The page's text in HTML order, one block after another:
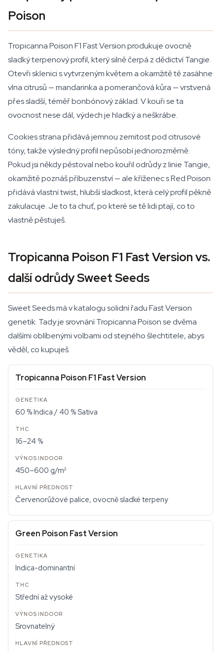
Poison
Tropicanna Poison F1 Fast Version produkuje ovocně
sladký terpenový profil, který silně čerpá z dědictví Tangie.
Otevři sklenici s vytvrzeným květem a okamžitě tě zasáhne
vlna citrusů — mandarinka a pomerančová kůra — vrstvená
přes sladší, téměř bonbónový základ. V kouři se ta
ovocnost nese dál, výdech je hladký a neškrábe.
Cookies strana přidává jemnou zemitost pod citrusové
tóny, takže výsledný profil nepůsobí jednorozměrně.
Pokud jsi někdy pěstoval nebo kouřil odrůdy z linie Tangie,
okamžitě poznáš příbuzenství — ale kříženec s Red Poison
přidává vlastní twist, hlubší sladkost, která celý profil pěkně
zakulacuje. Je to ta chuť, po které se tě lidi ptají, co to
vlastně pěstuješ.
Tropicanna Poison F1 Fast Version vs.
další odrůdy Sweet Seeds
Sweet Seeds má v katalogu solidní řadu Fast Version
genetik. Tady je srovnání Tropicanna Poison se dvěma
dalšími oblíbenými volbami od stejného šlechtitele, abys
věděl, co kupuješ.
Tropicanna Poison F1 Fast Version
60 % Indica / 40 % Sativa
16–24 %
450–600 g/m²
Červenorůžové palice, ovocně sladké terpeny
Green Poison Fast Version
Indica-dominantní
Střední až vysoké
Srovnatelný